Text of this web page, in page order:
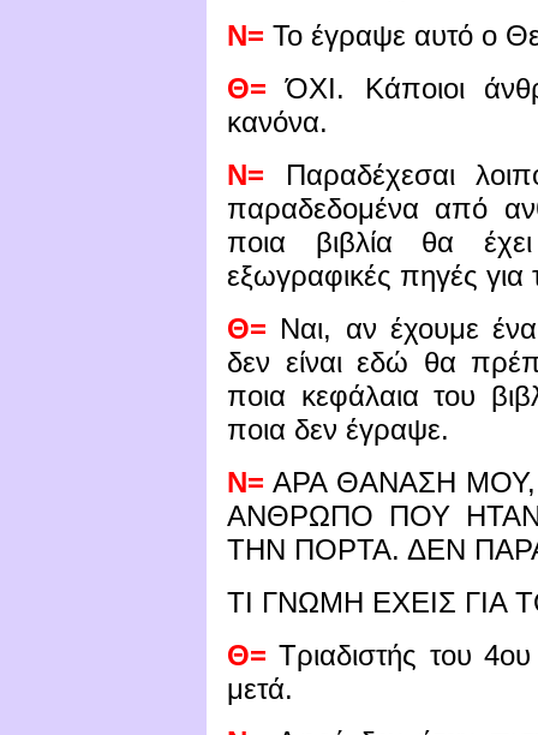
Ν= Το έγραψε αυτό ο
Θ= ΌΧΙ. Κάποιοι
κανόνα.
Ν= Παραδέχεσαι
παραδεδομένα από
ποια βιβλία θα
εξωγραφικές πηγές για
Θ= Ναι, αν έχουμε
δεν είναι εδώ θα
ποια κεφάλαια του
ποια δεν έγραψε.
Ν= ΑΡΑ ΘΑΝΑΣΗ
ΑΝΘΡΩΠΟ ΠΟΥ
ΤΗΝ ΠΟΡΤΑ. ΔΕΝ
ΤΙ ΓΝΩΜΗ ΕΧΕΙΣ ΓΙΑ
Θ= Τριαδιστής του
μετά.